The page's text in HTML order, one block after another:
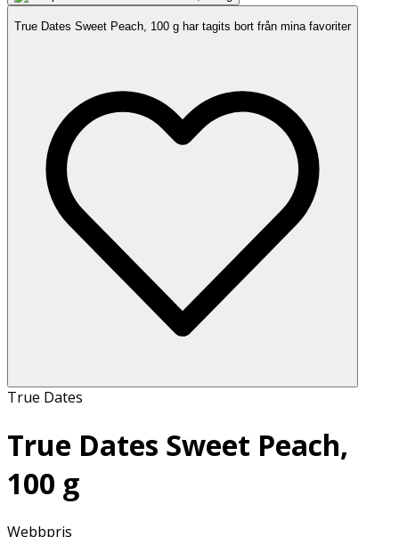
True Dates Sweet Peach, 100 g har tagits bort från mina favoriter
True Dates
True Dates Sweet Peach,
100 g
Webbpris